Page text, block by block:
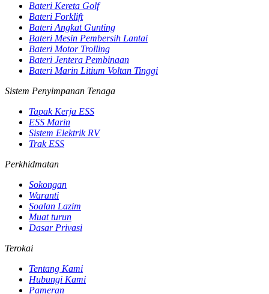
Bateri Kereta Golf
Bateri Forklift
Bateri Angkat Gunting
Bateri Mesin Pembersih Lantai
Bateri Motor Trolling
Bateri Jentera Pembinaan
Bateri Marin Litium Voltan Tinggi
Sistem Penyimpanan Tenaga
Tapak Kerja ESS
ESS Marin
Sistem Elektrik RV
Trak ESS
Perkhidmatan
Sokongan
Waranti
Soalan Lazim
Muat turun
Dasar Privasi
Terokai
Tentang Kami
Hubungi Kami
Pameran